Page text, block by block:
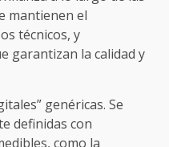
mantienen el
técnicos, y
garantizan la calidad y
genéricas. Se
definidas con
como la